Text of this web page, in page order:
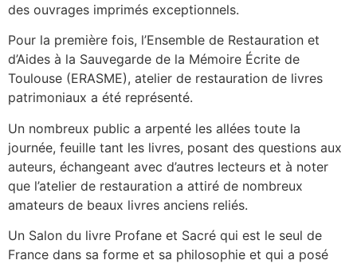
des ouvrages imprimés exceptionnels.
Pour la première fois, l’Ensemble de Restauration et
d’Aides à la Sauvegarde de la Mémoire Écrite de
Toulouse (ERASME), atelier de restauration de livres
patrimoniaux a été représenté.
Un nombreux public a arpenté les allées toute la
journée, feuille tant les livres, posant des questions aux
auteurs, échangeant avec d’autres lecteurs et à noter
que l’atelier de restauration a attiré de nombreux
amateurs de beaux livres anciens reliés.
Un Salon du livre Profane et Sacré qui est le seul de
France dans sa forme et sa philosophie et qui a posé